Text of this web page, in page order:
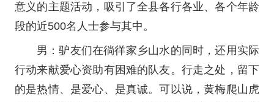
意义的主题活动，吸引了全县各行各业、各个年龄
段的近500名人士参与其中。
男：驴友们在徜徉家乡山水的同时，还用实际
行动来献爱心资助有困难的队友。行走之处，留下
的是热情、是爱心、是真诚。可以说，黄梅爬山虎